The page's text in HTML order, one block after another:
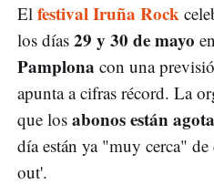
El festival Iruña Rock
los días 29 y 30 de mayo
Pamplona con una
apunta a cifras récord. La
que los abonos están
día están ya "muy cerca"
out'.